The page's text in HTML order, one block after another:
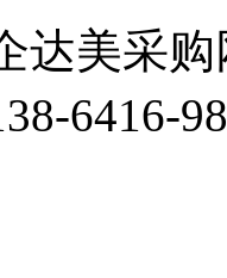
达美采购
6416-